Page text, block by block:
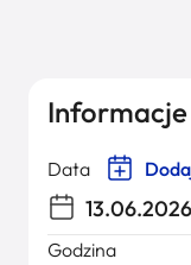
Informacje
Data
13.06.2026
Godzina